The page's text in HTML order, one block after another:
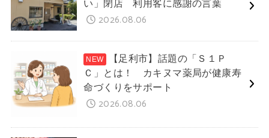
い」閉店 利用客に感謝の言葉
2026.08.06
【足利市】話題の「Ｓ１Ｐ
Ｃ」とは！ カキヌマ薬局が健康寿
命づくりをサポート
2026.08.06